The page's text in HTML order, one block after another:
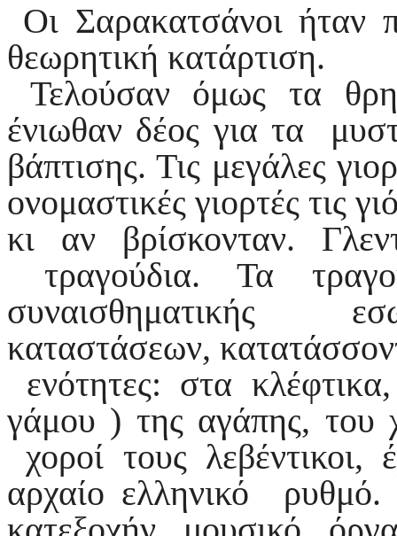
Οι Σαρακατσάνοι ήταν
θεωρητική κατάρτιση.
Τελούσαν όμως τα
ένιωθαν δέος για τα
βάπτισης. Τις μεγάλες
ονομαστικές γιορτές τις
κι αν βρίσκονταν.
τραγούδια. Τα
συναισθηματικής
καταστάσεων,
ενότητες: στα
γάμου ) της αγάπης, του
χοροί τους
αρχαίο ελληνικό